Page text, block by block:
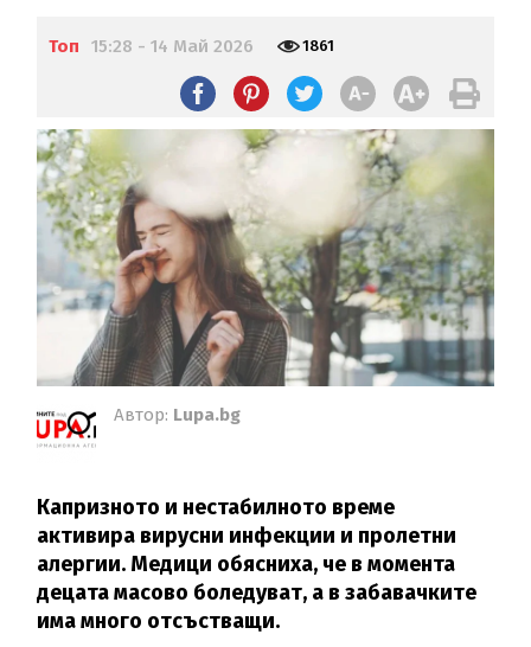
Топ 15:28 - 14 Май 2026 1861
Автор: Lupa.bg
Капризното и нестабилното време
активира вирусни инфекции и пролетни
алергии. Медици обясниха, че в момента
децата масово боледуват, а в забавачките
има много отсъстващи.